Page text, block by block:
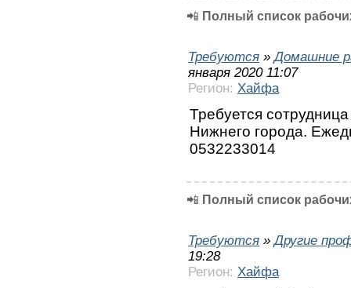
📲 Полный список
Требуются »Домашние
января 2020 11:07
Регион: Хайфа
Требуется
Нижнего города.
0532233014
📲 Полный список
Требуются »Другие
19:28
Регион: Хайфа